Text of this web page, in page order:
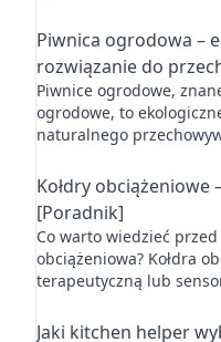
Piwnica ogrodowa –
rozwiązanie do
Piwnice ogrodowe,
ogrodowe, to
naturalnego
Kołdry obciążeniowe
[Poradnik]
Co warto wiedzieć przed
obciążeniowa? Kołdra
terapeutyczną lub
Jaki kitchen helper